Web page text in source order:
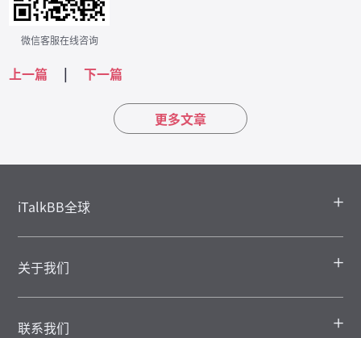
微信客服在线咨询
上一篇 | 下一篇
更多文章
iTalkBB全球
关于我们
联系我们